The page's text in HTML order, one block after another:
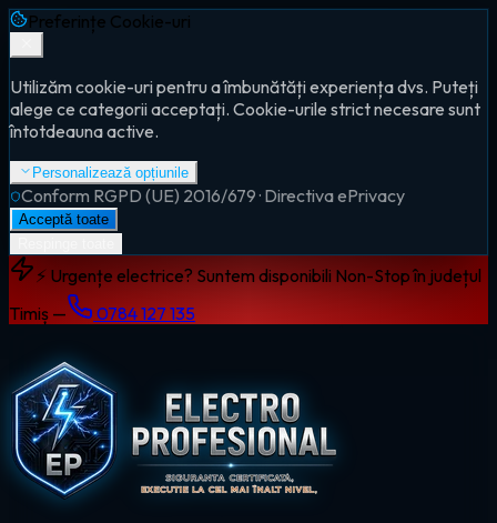
Preferințe Cookie-uri
Utilizăm cookie-uri pentru a îmbunătăți experiența dvs. Puteți
alege ce categorii acceptați. Cookie-urile strict necesare sunt
întotdeauna active.
Personalizează opțiunile
Conform RGPD (UE) 2016/679 · Directiva ePrivacy
Acceptă toate
⚡ Urgențe electrice? Suntem disponibili Non-Stop în județul
Timiș —
0784 127 135